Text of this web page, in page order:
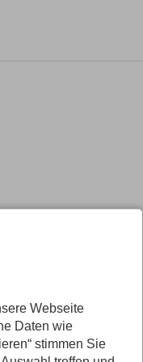
du verlängerst
Webseite
Daten wie
stimmen Sie